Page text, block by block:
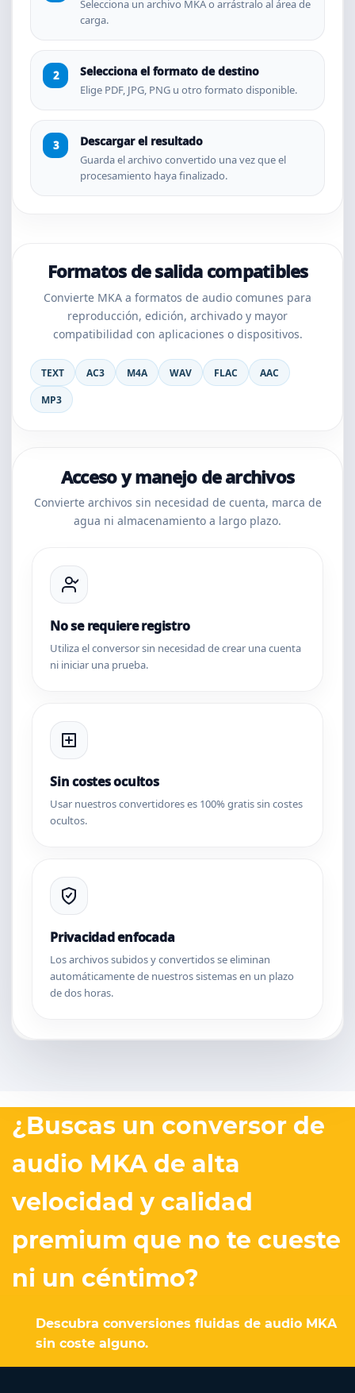
Selecciona un archivo MKA o arrástralo al área de
carga.
Selecciona el formato de destino
Elige PDF, JPG, PNG u otro formato disponible.
Descargar el resultado
Guarda el archivo convertido una vez que el
procesamiento haya finalizado.
Formatos de salida compatibles
Convierte MKA a formatos de audio comunes para
reproducción, edición, archivado y mayor
compatibilidad con aplicaciones o dispositivos.
TEXT AC3 M4A WAV FLAC
AAC
MP3
Acceso y manejo de archivos
Convierte archivos sin necesidad de cuenta, marca de
agua ni almacenamiento a largo plazo.
No se requiere registro
Utiliza el conversor sin necesidad de crear una cuenta
ni iniciar una prueba.
Sin costes ocultos
Usar nuestros convertidores es 100% gratis sin costes
ocultos.
Privacidad enfocada
Los archivos subidos y convertidos se eliminan
automáticamente de nuestros sistemas en un plazo
de dos horas.
¿Buscas un conversor de
audio MKA de alta
velocidad y calidad
premium que no te cueste
ni un céntimo?
Descubra conversiones fluidas de audio MKA
sin coste alguno.